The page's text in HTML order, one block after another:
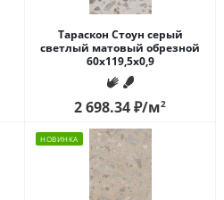
Тараскон Стоун серый
светлый матовый обрезной
60x119,5x0,9
2 698.34₽/м2
НОВИНКА